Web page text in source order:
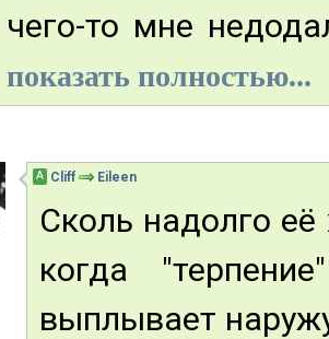
чего-то мне
показать полностью...
А Cliff Eileen
Сколь надолго
когда
выплывает